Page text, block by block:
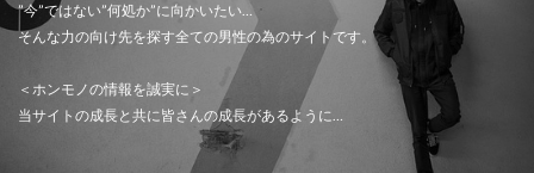
”今”ではない”何処か”に向かいたい…
そんな力の向け先を探す全ての男性の為のサイトです。
＜ホンモノの情報を誠実に＞
当サイトの成長と共に皆さんの成長があるように…